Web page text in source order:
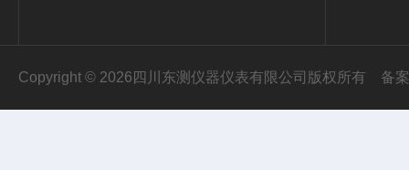
Copyright © 2026四川东测仪器仪表有限公司版权所有 备